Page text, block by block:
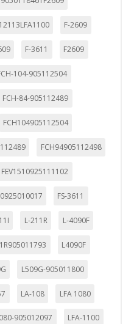
F-2609
F-3611 F2609
104-905112504
FCH-84-905112489
FCH104905112504
FCH94905112498
FEV1510925111102
FS-3611
L-211R L-4090F
L4090F
L509G-905011800
LA-108 LFA 1080
905012097 LFA-1100
desde la sección